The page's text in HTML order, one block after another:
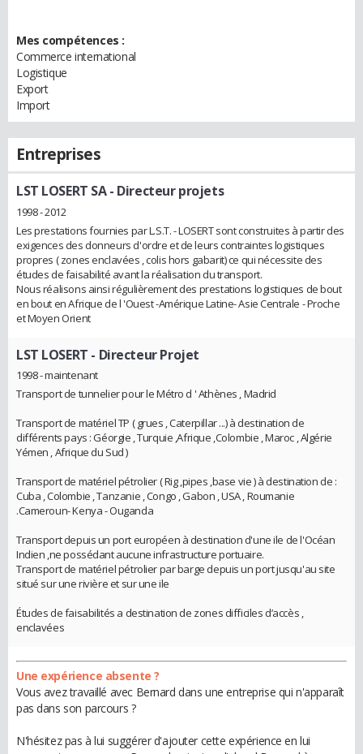
Mes compétences :
Commerce international
Logistique
Export
Import
Entreprises
LST LOSERT SA- Directeur projets
1998 - 2012
Les prestations fournies par L.S.T. - LOSERT sont construites à partir des
exigences des donneurs d'ordre et de leurs contraintes logistiques
propres ( zones enclavées , colis hors gabarit) ce qui nécessite des
études de faisabilité avant la réalisation du transport.
Nous réalisons ainsi régulièrement des prestations logistiques de bout
en bout en Afrique de l 'Ouest -Amérique Latine- Asie Centrale - Proche
et Moyen Orient
LST LOSERT - Directeur Projet
1998 - maintenant
Transport de tunnelier pour le Métro d ' Athènes , Madrid
Transport de matériel TP ( grues , Caterpillar ...) à destination de
différents pays : Géorgie , Turquie ,Afrique ,Colombie , Maroc , Algérie
Yémen , Afrique du Sud )
Transport de matériel pétrolier ( Rig ,pipes ,base vie ) à destination de :
Cuba , Colombie , Tanzanie , Congo , Gabon , USA , Roumanie
.Cameroun- Kenya - Ouganda
Transport depuis un port européen à destination d'une ile de l'Océan
Indien ,ne possédant aucune infrastructure portuaire.
Transport de matériel pétrolier par barge depuis un port jusqu'au site
situé sur une rivière et sur une ile
Études de faisabilités a destination de zones difficiles d’accès ,
enclavées
Une expérience absente ?
Vous avez travaillé avec Bernard dans une entreprise qui n'apparaît
pas dans son parcours ?
N'hésitez pas à lui suggérer d'ajouter cette expérience en lui